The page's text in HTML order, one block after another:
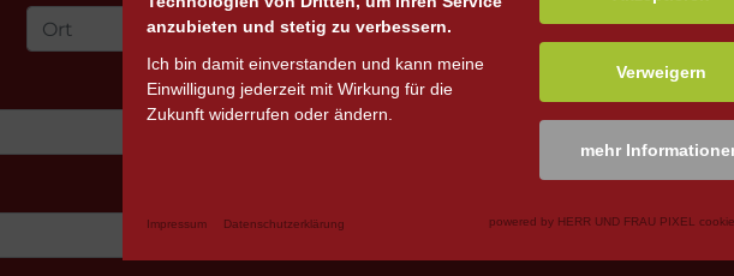
anzubieten und stetig zu verbessern.
Ich bin damit einverstanden und kann meine
Einwilligung jederzeit mit Wirkung für die
Zukunft widerrufen oder ändern.
Verweigern
mehr
Impressum Datenschutzerklärung powered by HERR UND FRAU PIXEL